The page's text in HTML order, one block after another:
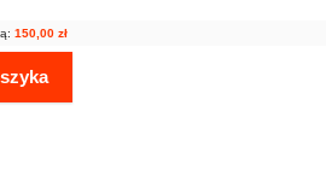
150,00 zł